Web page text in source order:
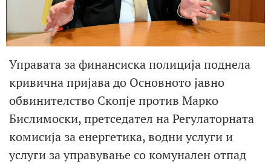
Управата за финансиска полиција поднела
кривична пријава до Основното јавно
обвинителство Скопје против Марко
Бислимоски, претседател на Регулаторната
комисија за енергетика, водни услуги и
услуги за управување со комунален отпад